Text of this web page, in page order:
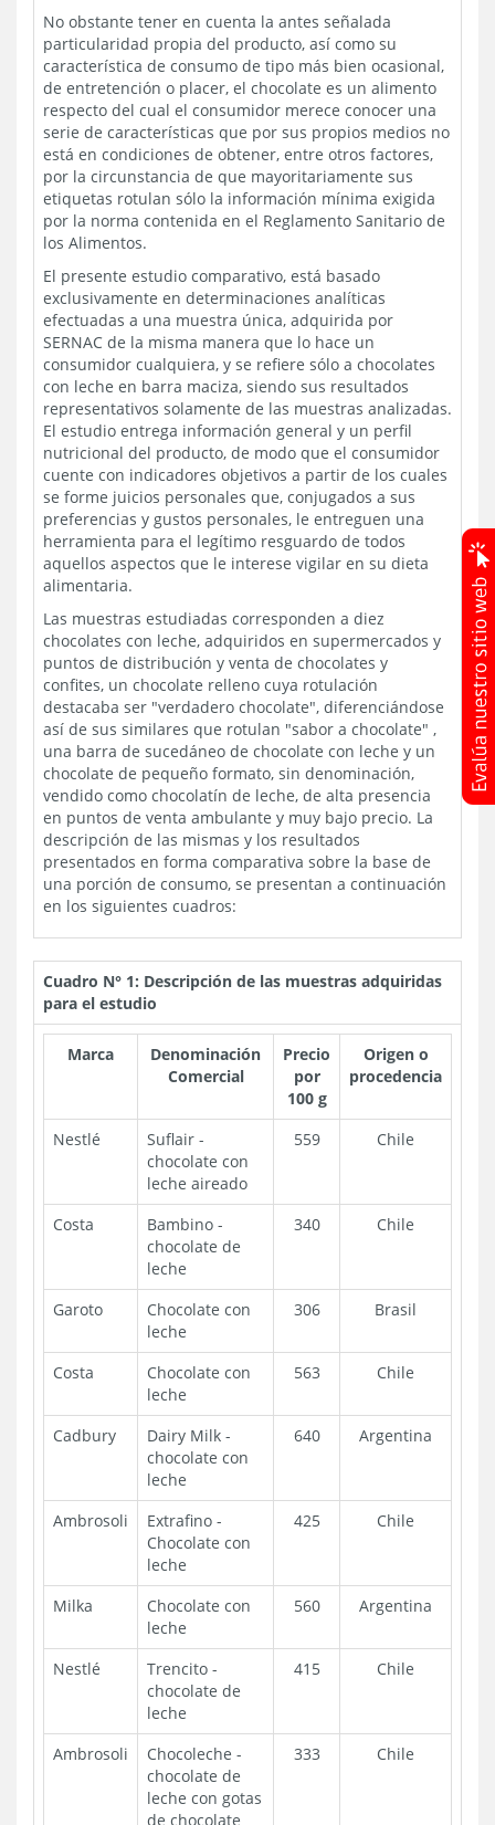
No obstante tener en cuenta la antes señalada
particularidad propia del producto, así como su
característica de consumo de tipo más bien ocasional,
de entretención o placer, el chocolate es un alimento
respecto del cual el consumidor merece conocer una
serie de características que por sus propios medios no
está en condiciones de obtener, entre otros factores,
por la circunstancia de que mayoritariamente sus
etiquetas rotulan sólo la información mínima exigida
por la norma contenida en el Reglamento Sanitario de
los Alimentos.
El presente estudio comparativo, está basado
exclusivamente en determinaciones analíticas
efectuadas a una muestra única, adquirida por
SERNAC de la misma manera que lo hace un
consumidor cualquiera, y se refiere sólo a chocolates
con leche en barra maciza, siendo sus resultados
representativos solamente de las muestras analizadas.
El estudio entrega información general y un perfil
nutricional del producto, de modo que el consumidor
cuente con indicadores objetivos a partir de los cuales
se forme juicios personales que, conjugados a sus
preferencias y gustos personales, le entreguen una
herramienta para el legítimo resguardo de todos
aquellos aspectos que le interese vigilar en su dieta
alimentaria.
Las muestras estudiadas corresponden a diez
chocolates con leche, adquiridos en supermercados y
puntos de distribución y venta de chocolates y
confites, un chocolate relleno cuya rotulación
destacaba ser "verdadero chocolate", diferenciándose
así de sus similares que rotulan "sabor a chocolate" ,
una barra de sucedáneo de chocolate con leche y un
chocolate de pequeño formato, sin denominación,
vendido como chocolatín de leche, de alta presencia
en puntos de venta ambulante y muy bajo precio. La
descripción de las mismas y los resultados
presentados en forma comparativa sobre la base de
una porción de consumo, se presentan a continuación
en los siguientes cuadros:
Cuadro N° 1: Descripción de las muestras adquiridas
para el estudio
Marca
Denominación
Comercial
Precio
por
100 g
Origen o
procedencia
Nestlé
Suflair -
chocolate con
leche aireado
559 Chile
Costa
Bambino -
chocolate de
leche
340 Chile
Garoto
Chocolate con
leche
306 Brasil
Costa
Chocolate con
leche
563 Chile
Cadbury
Dairy Milk -
chocolate con
leche
640 Argentina
Ambrosoli
Extrafino -
Chocolate con
leche
425 Chile
Milka
Chocolate con
leche
560 Argentina
Nestlé
Trencito -
chocolate de
leche
415 Chile
Ambrosoli
Chocoleche -
chocolate de
leche con gotas
de chocolate
333 Chile